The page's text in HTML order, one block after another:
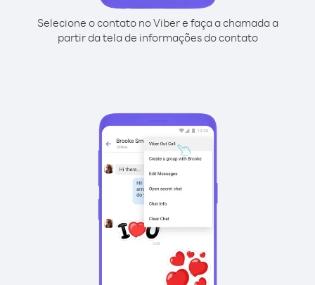
Selecione o contato no Viber e faça a chamada a
partir da tela de informações do contato